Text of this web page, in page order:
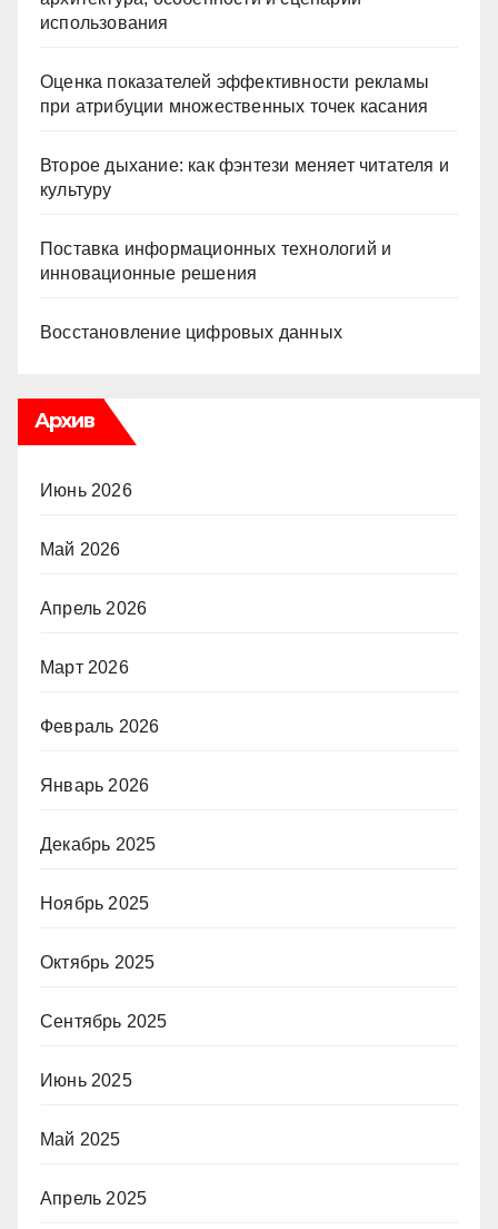
использования
Оценка показателей эффективности рекламы
при атрибуции множественных точек касания
Второе дыхание: как фэнтези меняет читателя и
культуру
Поставка информационных технологий и
инновационные решения
Восстановление цифровых данных
Архив
Июнь 2026
Май 2026
Апрель 2026
Март 2026
Февраль 2026
Январь 2026
Декабрь 2025
Ноябрь 2025
Октябрь 2025
Сентябрь 2025
Июнь 2025
Май 2025
Апрель 2025